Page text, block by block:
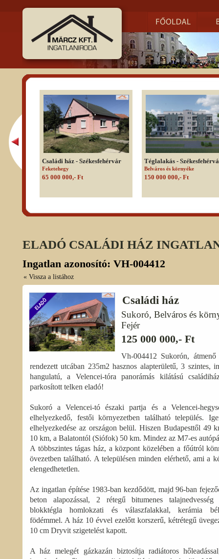
Családi ház - Székesfehérvár
Feketehegy
65 000 000,- Ft
Téglalakás -
Belváros és környéke
150 000 000,- Ft
ELADÓ CSALÁDI HÁZ
Ingatlan azonosító: VH-004412
« Vissza a listához
Családi ház
Sukoró, Belváros és
Fejér
125 000 000,- Ft
Vh-004412 Sukorón, átmenő
rendezett utcában 235m2 hasznos alapterületű, 3 szintes,
hangulatú, a Velencei-tóra panorámás kilátású
parkosított telken eladó!
Sukoró a Velencei-tó északi partja és a Velencei-
elhelyezkedő, festői környezetben található település.
elhelyezkedése az országon belül. Hiszen Budapesttől 49
10 km, a Balatontól (Siófok) 50 km. Mindez az M7-es
A többszintes tágas ház, a központ közelében a főútról
övezetben található. A településen minden elérhető, ami a
elengedhetetlen.
Az ingatlan építése 1983-ban kezdődött, majd 96-ban
beton alapozással, 2 rétegű bitumenes talajnedvesség
blokktégla homlokzati és válaszfalakkal, kerámia
födémmel. A ház 10 évvel ezelőtt korszerű, kétrétegű
10 cm Dryvit szigetelést kapott.
A ház melegét gázkazán biztosítja radiátoros